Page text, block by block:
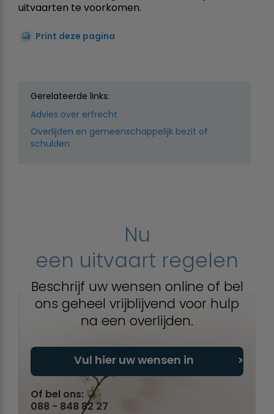
uitvaarten te voorkomen.
Print deze pagina
Gerelateerde links:
Advies over erfrecht
Overlijden en gemeenschappelijk bezit of
schulden
Nu
een uitvaart regelen
Beschrijf uw wensen online of bel
ons geheel vrijblijvend voor hulp
na een overlijden.
Vul hier uw wensen in
Of bel ons:
088 - 848 82 27